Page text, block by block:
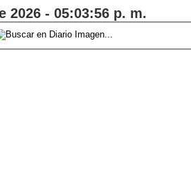
2026 - 05:03:57 p. m.